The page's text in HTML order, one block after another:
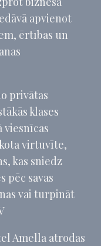
apvienot
ērtības un
privātas
klases
viesnīcas
virtuvīte,
kas sniedz
pēc savas
vai turpināt
Amella atrodas